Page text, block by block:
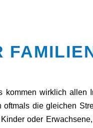
kommen wirklich allen
oftmals die gleichen
oder